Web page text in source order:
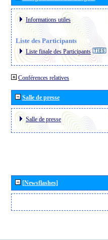
Informations utiles
Liste des Participants
Liste finale des Participants
Conférences relatives
Salle de presse
Salle de presse
[Newsflashes]